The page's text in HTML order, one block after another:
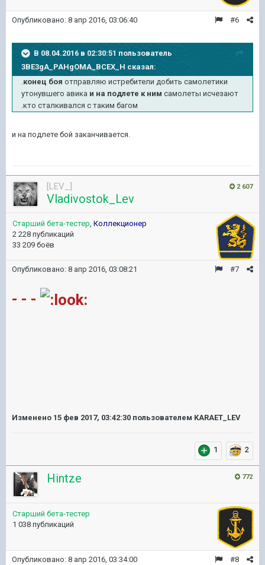
#6
Опубликовано: 8 апр 2016, 03:06:40
В 08.04.2016 в 02:30:51 пользователь
3BE3gA_PAHgOMA_BCEX_H сказал:
конец боя отправляю истребители добить самолетики
утонувшего авика и на подлете к ним самолеты исчезают
.кто сталкивался с таким багом
и на подлете бой заканчивается.
2 607
[LEV_]
Vladivostok_Lev
Старший бета-тестер Коллекционер
2 228 публикаций
33 209 боёв
#7
Опубликовано: 8 апр 2016, 03:08:21
- - -
Изменено 15 фев 2017, 03:42:30 пользователем KARAET_LEV
1 2
772
Hintze
Старший бета-тестер
1 038 публикаций
#8
Опубликовано: 8 апр 2016, 03:34:00